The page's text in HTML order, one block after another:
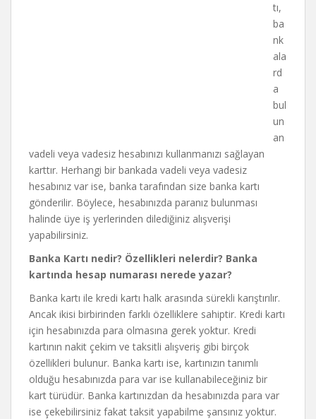
tı,
ba
nk
ala
rd
a
bul
un
an
vadeli veya vadesiz hesabınızı kullanmanızı sağlayan
karttır. Herhangi bir bankada vadeli veya vadesiz
hesabınız var ise, banka tarafından size banka kartı
gönderilir. Böylece, hesabınızda paranız bulunması
halinde üye iş yerlerinden dilediğiniz alışverişi
yapabilirsiniz.
Banka Kartı nedir? Özellikleri nelerdir? Banka
kartında hesap numarası nerede yazar?
Banka kartı ile kredi kartı halk arasında sürekli karıştırılır.
Ancak ikisi birbirinden farklı özelliklere sahiptir. Kredi kartı
için hesabınızda para olmasına gerek yoktur. Kredi
kartının nakit çekim ve taksitli alışveriş gibi birçok
özellikleri bulunur. Banka kartı ise, kartınızın tanımlı
olduğu hesabınızda para var ise kullanabileceğiniz bir
kart türüdür. Banka kartınızdan da hesabınızda para var
ise çekebilirsiniz fakat taksit yapabilme şansınız yoktur.